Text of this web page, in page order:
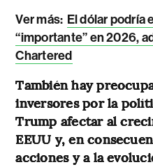
Ver más: El dólar podría
“importante” en 2026,
Chartered
También hay
inversores por la
Trump afectar al
EEUU y, en
acciones y a la